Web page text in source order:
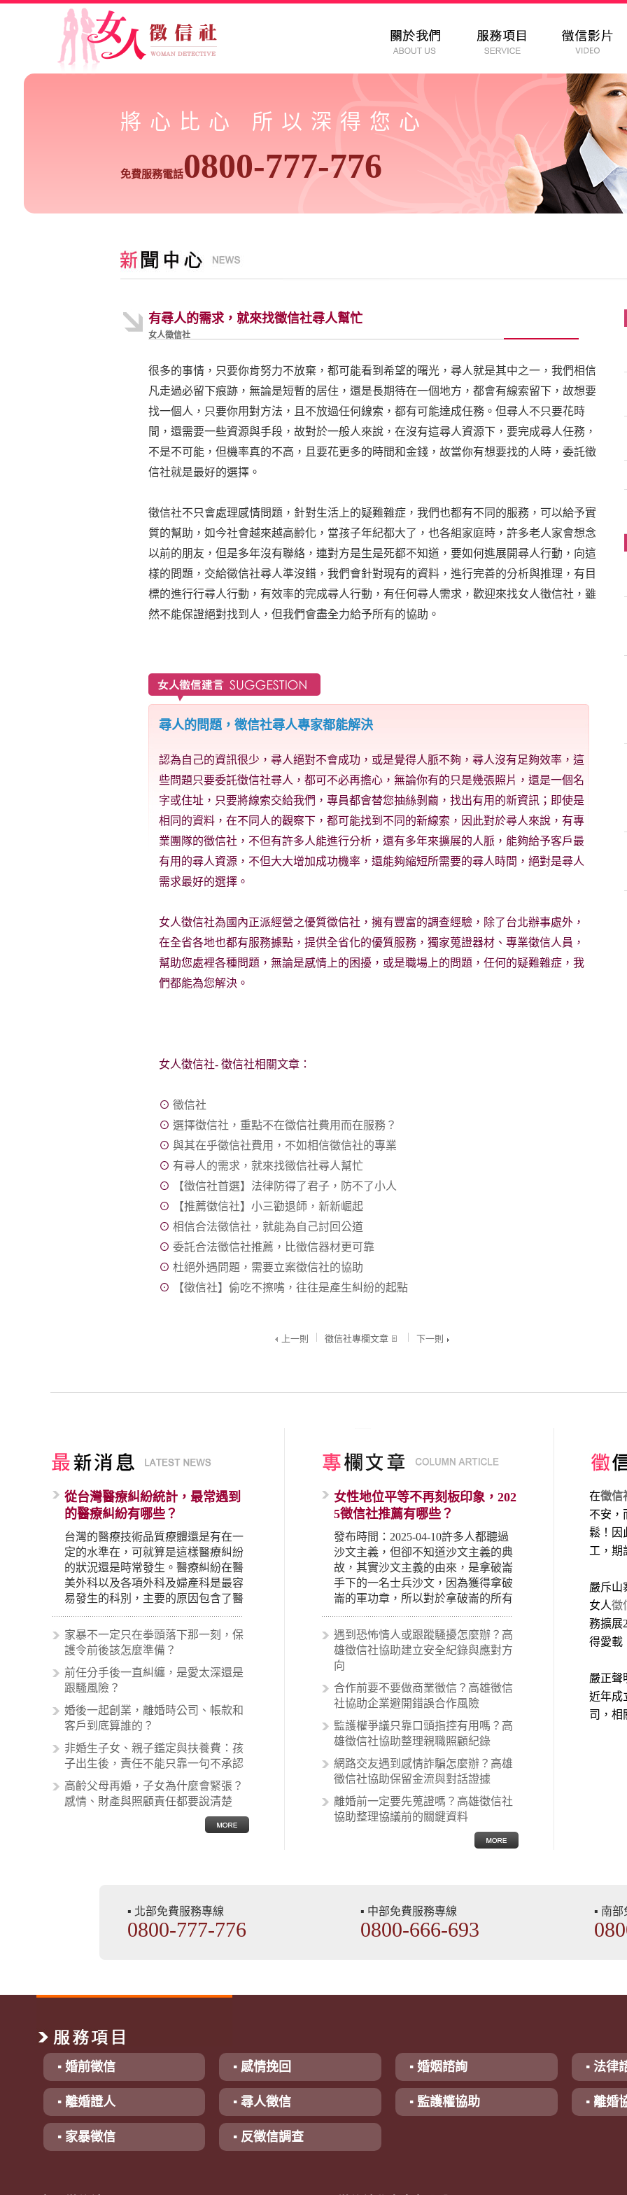
將心比心 所以深得您心
免費服務電話0800-777-776
有尋人的需求，就來找徵信社尋人幫忙
女人徵信社
很多的事情，只要你肯努力不放棄，都可能看到希望的曙光，尋人就是其中之一，我們相信
凡走過必留下痕跡，無論是短暫的居住，還是長期待在一個地方，都會有線索留下，故想要
找一個人，只要你用對方法，且不放過任何線索，都有可能達成任務。但尋人不只要花時
間，還需要一些資源與手段，故對於一般人來說，在沒有這尋人資源下，要完成尋人任務，
不是不可能，但機率真的不高，且要花更多的時間和金錢，故當你有想要找的人時，委託徵
信社就是最好的選擇。
徵信社不只會處理感情問題，針對生活上的疑難雜症，我們也都有不同的服務，可以給予實
質的幫助，如今社會越來越高齡化，當孩子年紀都大了，也各組家庭時，許多老人家會想念
以前的朋友，但是多年沒有聯絡，連對方是生是死都不知道，要如何進展開尋人行動，向這
樣的問題，交給徵信社尋人準沒錯，我們會針對現有的資料，進行完善的分析與推理，有目
標的進行行尋人行動，有效率的完成尋人行動，有任何尋人需求，歡迎來找女人徵信社，雖
然不能保證絕對找到人，但我們會盡全力給予所有的協助。
尋人的問題，徵信社尋人專家都能解決
認為自己的資訊很少，尋人絕對不會成功，或是覺得人脈不夠，尋人沒有足夠效率，這
些問題只要委託徵信社尋人，都可不必再擔心，無論你有的只是幾張照片，還是一個名
字或住址，只要將線索交給我們，專員都會替您抽絲剝繭，找出有用的新資訊；即使是
相同的資料，在不同人的觀察下，都可能找到不同的新線索，因此對於尋人來說，有專
業團隊的徵信社，不但有許多人能進行分析，還有多年來擴展的人脈，能夠給予客戶最
有用的尋人資源，不但大大增加成功機率，還能夠縮短所需要的尋人時間，絕對是尋人
需求最好的選擇。
女人徵信社為國內正派經營之優質徵信社，擁有豐富的調查經驗，除了台北辦事處外，
在全省各地也都有服務據點，提供全省化的優質服務，獨家蒐證器材、專業徵信人員，
幫助您處裡各種問題，無論是感情上的困擾，或是職場上的問題，任何的疑難雜症，我
們都能為您解決。
女人徵信社- 徵信社相關文章：
⊙ 徵信社
⊙ 選擇徵信社，重點不在徵信社費用而在服務？
⊙ 與其在乎徵信社費用，不如相信徵信社的專業
⊙ 有尋人的需求，就來找徵信社尋人幫忙
⊙
【徵信社首選】法律防得了君子，防不了小人
⊙
【推薦徵信社】小三勸退師，新新崛起
⊙ 相信合法徵信社，就能為自己討回公道
⊙ 委託合法徵信社推薦，比徵信器材更可靠
⊙ 杜絕外遇問題，需要立案徵信社的協助
⊙
【徵信社】偷吃不擦嘴，往往是產生糾紛的起點
上一則 徵信社專欄文章 下一則
從台灣醫療糾紛統計，最常遇到
的醫療糾紛有哪些？
台灣的醫療技術品質療體還是有在一
定的水準在，可就算是這樣醫療糾紛
的狀況還是時常發生。醫療糾紛在醫
美外科以及各項外科及婦產科是最容
易發生的科別，主要的原因包含了醫
生未盡告知義務、醫療處置疏失、手
術疏失、術後照顧失當、醫療費用的
收取。雖然醫學進步，但醫生與病患
案例中最後都走向訴訟流程，我們如
果不幸遇到相關醫療糾紛時究竟該怎
麼處理呢？醫療糾紛相關的內容其實
非常多，有些案例…
家暴不一定只在拳頭落下那一刻，保
護令前後該怎麼準備？
前任分手後一直糾纏，是愛太深還是
跟騷風險？
婚後一起創業，離婚時公司、帳款和
客戶到底算誰的？
非婚生子女、親子鑑定與扶養費：孩
子出生後，責任不能只靠一句不承認
高齡父母再婚，子女為什麼會緊張？
感情、財產與照顧責任都要說清楚
女性地位平等不再刻板印象，202
5徵信社推薦有哪些？
發布時間：2025-04-10許多人都聽過
沙文主義，但卻不知道沙文主義的典
故，其實沙文主義的由來，是拿破崙
手下的一名士兵沙文，因為獲得拿破
崙的軍功章，所以對於拿破崙的所有
事蹟和政策產生狂熱崇拜，形成偏執
的狀況，所以沙文主義後來就被拿來
暗指偏見和歧視，而且有沙文主義傾
向的人，通常對於自己的國家和民族
國家的人，所以沙文主義也廣泛應用
在種族歧視的說法，甚至還出現了男
性沙文…
遇到恐怖情人或跟蹤騷擾怎麼辦？高
雄徵信社協助建立安全紀錄與應對方
向
合作前要不要做商業徵信？高雄徵信
社協助企業避開錯誤合作風險
監護權爭議只靠口頭指控有用嗎？高
雄徵信社協助整理親職照顧紀錄
網路交友遇到感情詐騙怎麼辦？高雄
徵信社協助保留金流與對話證據
離婚前一定要先蒐證嗎？高雄徵信社
協助整理協議前的關鍵資料
在徵信
不安，
鬆！因
工，期
嚴斥山
女人徵
務擴展
得愛載
嚴正聲
近年成
司，相
▪ 北部免費服務專線
0800-777-776
▪ 中部免費服務專線
0800-666-693
▪ 南
▪ 婚前徵信 ▪ 感情挽回 ▪ 婚姻諮詢 ▪ 法律
▪ 離婚證人 ▪ 尋人徵信 ▪ 監護權協助 ▪ 離婚
▪ 家暴徵信 ▪ 反徵信調查